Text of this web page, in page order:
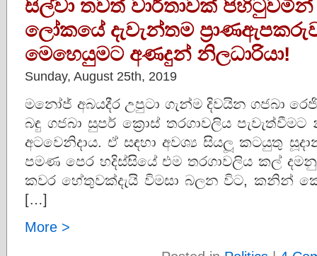
සිල්වා තවත් වාර්තාවක්
ලෝකයේ දැවැන්තම
මෙහෙයුමට අණදුන් නිලධාරියා!
Sunday, August 25th, 2019
මනෝජ් අබයදීර උපුටා ගැන්ම දිවයින ගජබා
බඳු ගජබා සුපර් ක්‍රොස් තරගාවලිය
අටවෙනිදාය. ඒ සඳහා අවශ්‍ය සියලූ කටයුතු
පමණ පෙර හදිස්සියේ එම තරගාවලිය කල් දමනු
කවර හේතුවක්දැයි විමසා බලන විට, කනින්
[…]
More >